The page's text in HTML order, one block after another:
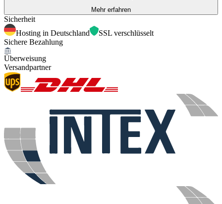
Mehr erfahren
Sicherheit
Hosting in Deutschland
SSL verschlüsselt
Sichere Bezahlung
Überweisung
Versandpartner